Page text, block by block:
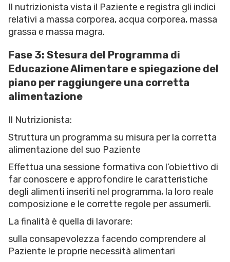
Il nutrizionista vista il Paziente e registra gli indici
relativi a massa corporea, acqua corporea, massa
grassa e massa magra.
Fase 3: Stesura del Programma di
Educazione Alimentare e spiegazione del
piano per raggiungere una corretta
alimentazione
Il Nutrizionista:
Struttura un programma su misura per la corretta
alimentazione del suo Paziente
Effettua una sessione formativa con l’obiettivo di
far conoscere e approfondire le caratteristiche
degli alimenti inseriti nel programma, la loro reale
composizione e le corrette regole per assumerli.
La finalità è quella di lavorare:
sulla consapevolezza facendo comprendere al
Paziente le proprie necessità alimentari